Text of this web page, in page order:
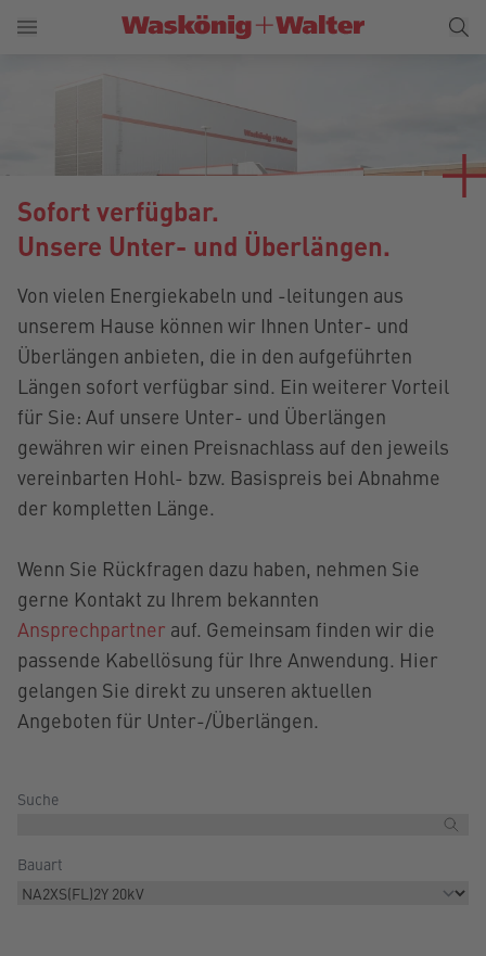
Sofort verfügbar.
Unsere Unter- und Überlängen.
Von vielen Energiekabeln und -leitungen aus
unserem Hause können wir Ihnen Unter- und
Überlängen anbieten, die in den aufgeführten
Längen sofort verfügbar sind. Ein weiterer Vorteil
für Sie: Auf unsere Unter- und Überlängen
gewähren wir einen Preisnachlass auf den jeweils
vereinbarten Hohl- bzw. Basispreis bei Abnahme
der kompletten Länge.
Wenn Sie Rückfragen dazu haben, nehmen Sie
gerne Kontakt zu Ihrem bekannten
Ansprechpartner auf. Gemeinsam finden wir die
passende Kabellösung für Ihre Anwendung. Hier
gelangen Sie direkt zu unseren aktuellen
Angeboten für Unter-/Überlängen.
Suche
Bauart